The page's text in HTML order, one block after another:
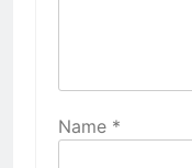
Name *